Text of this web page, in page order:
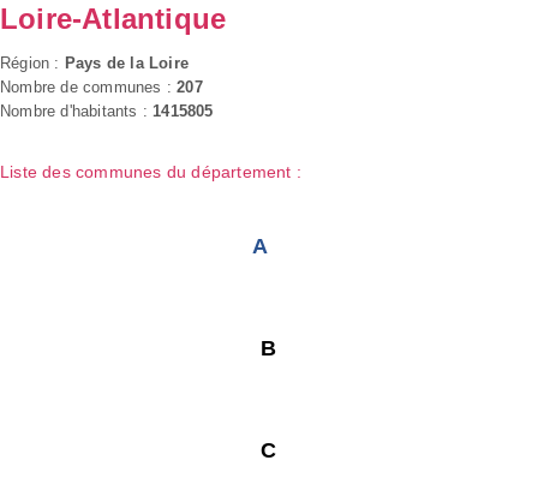
Loire-Atlantique
Région : Pays de la Loire
Nombre de communes :207
Nombre d'habitants : 1415805
Liste des communes du département :
A
B
C